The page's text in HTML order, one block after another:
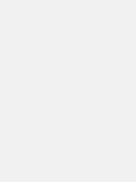
CD THIS IS... 1988 QUANTITY